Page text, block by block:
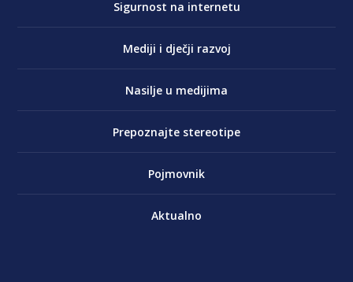
Sigurnost na internetu
Mediji i dječji razvoj
Nasilje u medijima
Prepoznajte stereotipe
Pojmovnik
Aktualno